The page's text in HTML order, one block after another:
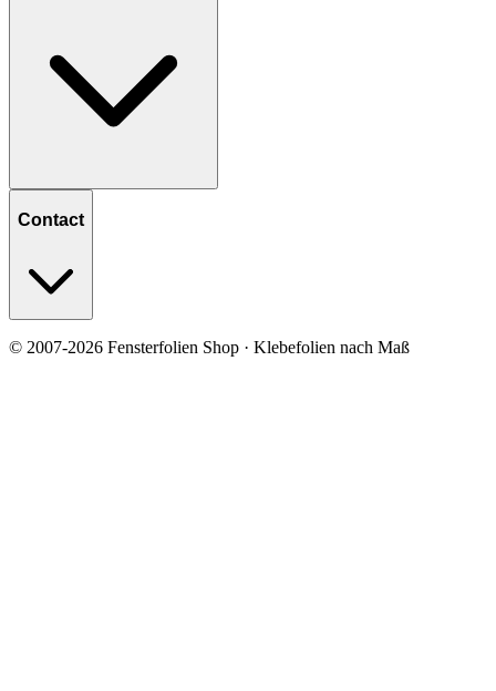
Contact
© 2007-2026 Fensterfolien Shop · Klebefolien nach Maß